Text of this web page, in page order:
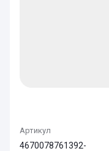
Артикул
4670078761392-